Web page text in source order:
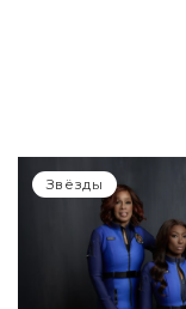
Звёзды